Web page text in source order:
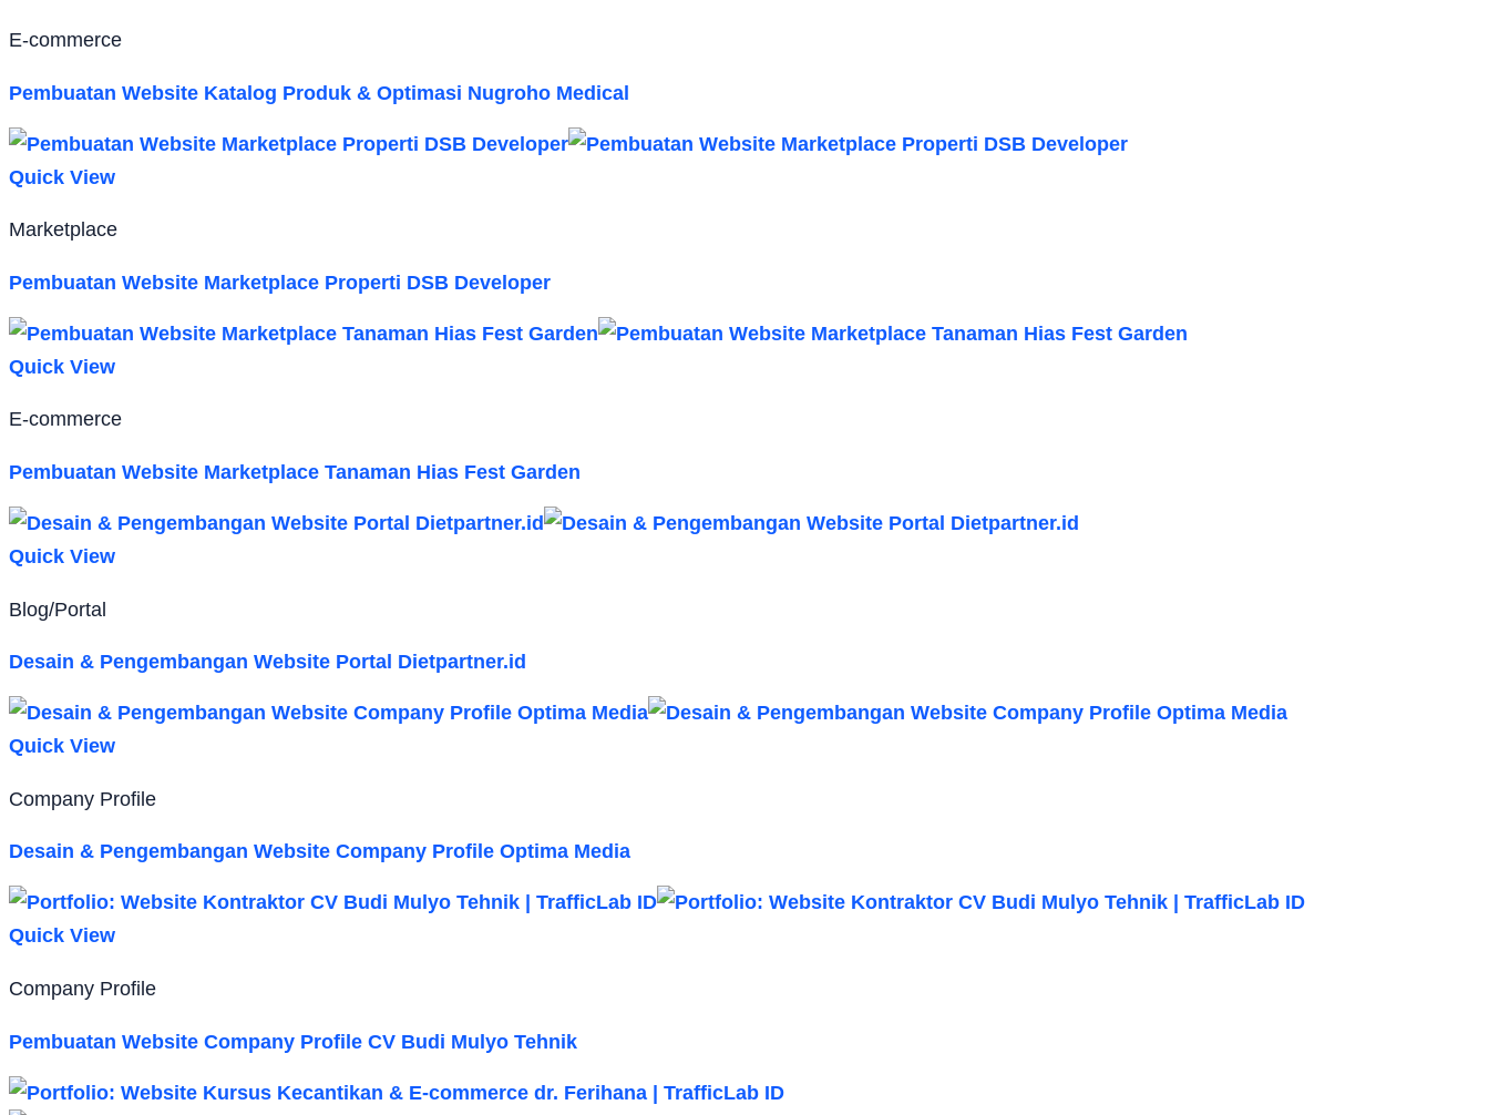
E-commerce
Pembuatan Website Katalog Produk & Optimasi Nugroho Medical
Quick View
Marketplace
Pembuatan Website Marketplace Properti DSB Developer
Quick View
E-commerce
Pembuatan Website Marketplace Tanaman Hias Fest Garden
Quick View
Blog/Portal
Desain & Pengembangan Website Portal Dietpartner.id
Quick View
Company Profile
Desain & Pengembangan Website Company Profile Optima Media
Quick View
Company Profile
Pembuatan Website Company Profile CV Budi Mulyo Tehnik